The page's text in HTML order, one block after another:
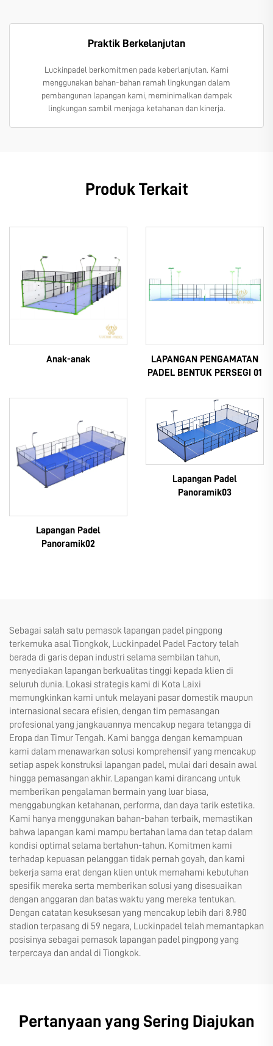
Praktik Berkelanjutan
Luckinpadel berkomitmen pada keberlanjutan. Kami
menggunakan bahan-bahan ramah lingkungan dalam
pembangunan lapangan kami, meminimalkan dampak
lingkungan sambil menjaga ketahanan dan kinerja.
Produk Terkait
Anak-anak
LAPANGAN PENGAMATAN
PADEL BENTUK PERSEGI 01
Lapangan Padel
Panoramik02
Lapangan Padel
Panoramik03
Sebagai salah satu pemasok lapangan padel pingpong
terkemuka asal Tiongkok, Luckinpadel Padel Factory telah
berada di garis depan industri selama sembilan tahun,
menyediakan lapangan berkualitas tinggi kepada klien di
seluruh dunia. Lokasi strategis kami di Kota Laixi
memungkinkan kami untuk melayani pasar domestik maupun
internasional secara efisien, dengan tim pemasangan
profesional yang jangkauannya mencakup negara tetangga di
Eropa dan Timur Tengah. Kami bangga dengan kemampuan
kami dalam menawarkan solusi komprehensif yang mencakup
setiap aspek konstruksi lapangan padel, mulai dari desain awal
hingga pemasangan akhir. Lapangan kami dirancang untuk
memberikan pengalaman bermain yang luar biasa,
menggabungkan ketahanan, performa, dan daya tarik estetika.
Kami hanya menggunakan bahan-bahan terbaik, memastikan
bahwa lapangan kami mampu bertahan lama dan tetap dalam
kondisi optimal selama bertahun-tahun. Komitmen kami
terhadap kepuasan pelanggan tidak pernah goyah, dan kami
bekerja sama erat dengan klien untuk memahami kebutuhan
spesifik mereka serta memberikan solusi yang disesuaikan
dengan anggaran dan batas waktu yang mereka tentukan.
Dengan catatan kesuksesan yang mencakup lebih dari 8.980
stadion terpasang di 59 negara, Luckinpadel telah memantapkan
posisinya sebagai pemasok lapangan padel pingpong yang
terpercaya dan andal di Tiongkok.
Pertanyaan yang Sering Diajukan